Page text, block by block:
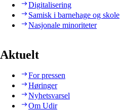
Digitalisering
Samisk i barnehage og skole
Nasjonale minoriteter
Aktuelt
For pressen
Høringer
Nyhetsvarsel
Om Udir